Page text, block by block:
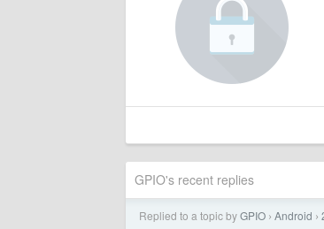
GPIO's recent replies
Replied to a topic byGPIO › Android ›